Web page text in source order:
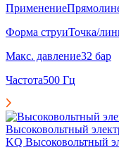
Применение
Форма струиТочка/
Макс. давление32 бар
Частота500 Гц
KQ Высоковольтный